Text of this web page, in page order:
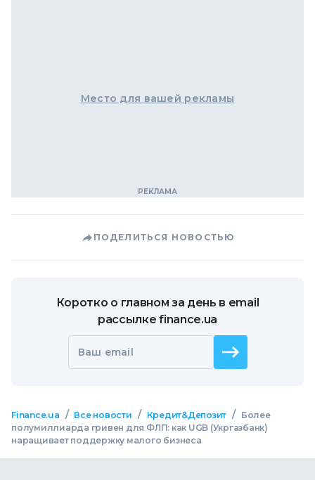
Место для вашей рекламы
ПОДЕЛИТЬСЯ НОВОСТЬЮ
Коротко о главном за день в email
рассылке finance.ua
Ваш email
Finance.ua / Все новости / Кредит&Депозит /
Более
полумиллиарда гривен для ФЛП: как UGB (Укргазбанк)
наращивает поддержку малого бизнеса